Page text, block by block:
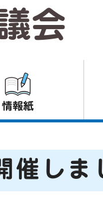
会
情報紙
催しま